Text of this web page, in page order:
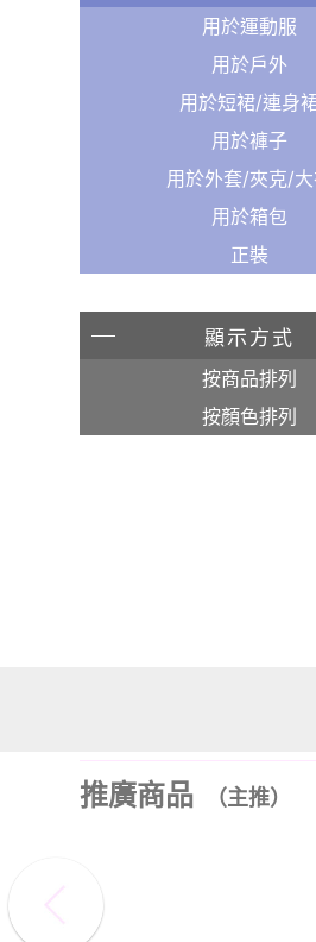
用於運動服
用於戶外
用於短裙/連身
用於褲子
用於外套/夾克/
用於箱包
正裝
顯示方式
按商品排列
按顏色排列
推廣商品 （主推）